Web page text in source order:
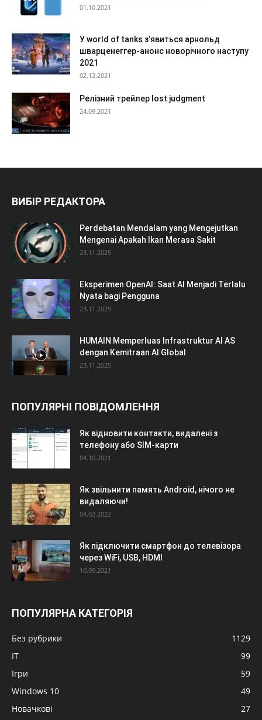
01.10.2021
У world of tanks з’явиться арнольд
шварценеггер-анонс новорічного наступу
2021
02.12.2021
Релізний трейлер lost judgment
24.09.2021
ВИБІР РЕДАКТОРА
Perdebatan Mendalam yang Mengejutkan
Mengenai Apakah Ikan Merasa Sakit
23.11.2025
Eksperimen OpenAI: Saat AI Menjadi Terlalu
Nyata bagi Pengguna
23.11.2025
HUMAIN Memperluas Infrastruktur AI AS
dengan Kemitraan AI Global
23.11.2025
ПОПУЛЯРНІ ПОВІДОМЛЕННЯ
Як відновити контакти, видалені з
телефону або SIM-карти
04.10.2021
Як звільнити память Android, нічого не
видаляючи!
04.02.2022
Як підключити смартфон до телевізора
через WiFi, USB, HDMI
10.09.2021
ПОПУЛЯРНА КАТЕГОРІЯ
Без рубрики
1129
IT
99
Ігри
59
Windows 10
49
Новачкові
27